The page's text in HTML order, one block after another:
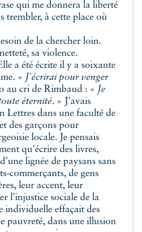
qui me donnera la liberté
trembler, à cette place où
de la chercher loin.
sa violence.
a été écrite il y a soixante
« J'écrirai pour venger
au cri de Rimbaud : « Je
éternité. » J'avais
Lettres dans une faculté de
des garçons pour
locale. Je pensais
qu'écrire des livres,
lignée de paysans sans
commerçants, de gens
leur accent, leur
l'injustice sociale de la
individuelle effaçait des
pauvreté, dans une illusion